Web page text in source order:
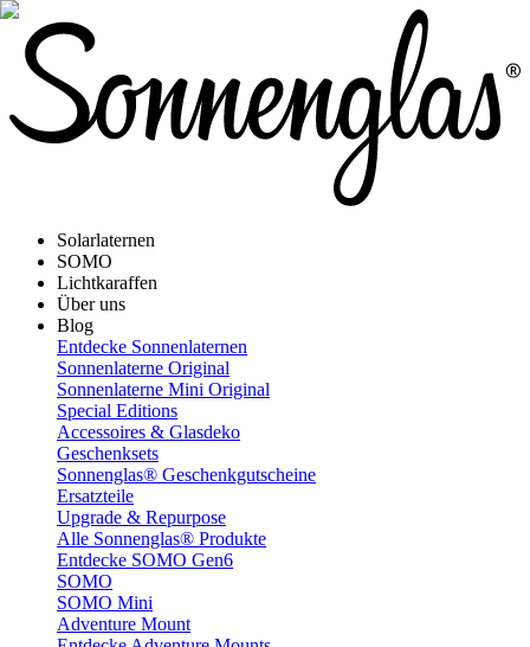
Solarlaternen
SOMO
Lichtkaraffen
Über uns
Blog
Entdecke Sonnenlaternen
Sonnenlaterne Original
Sonnenlaterne Mini Original
Special Editions
Accessoires & Glasdeko
Geschenksets
Sonnenglas® Geschenkgutscheine
Ersatzteile
Upgrade & Repurpose
Alle Sonnenglas® Produkte
Entdecke SOMO Gen6
SOMO
SOMO Mini
Adventure Mount